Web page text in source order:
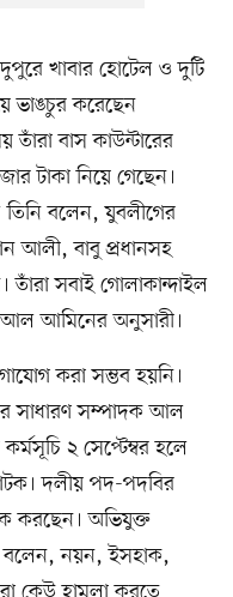
খাবার হোটেল ও দুটি
ভাঙচুর করেছেন
তাঁরা বাস কাউন্টারের
টাকা নিয়ে গেছেন।
তিনি বলেন, যুবলীগের
আলী, বাবু প্রধানসহ
সবাই গোলাকান্দাইল
আল আমিনের অনুসারী।
করা সম্ভব হয়নি।
সাধারণ সম্পাদক আল
২ সেপ্টেম্বর হলে
দলীয় পদ-পদবির
করছেন। অভিযুক্ত
বলেন, নয়ন, ইসহাক,